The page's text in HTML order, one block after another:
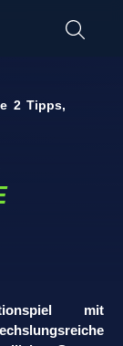
2 Tipps,
mit